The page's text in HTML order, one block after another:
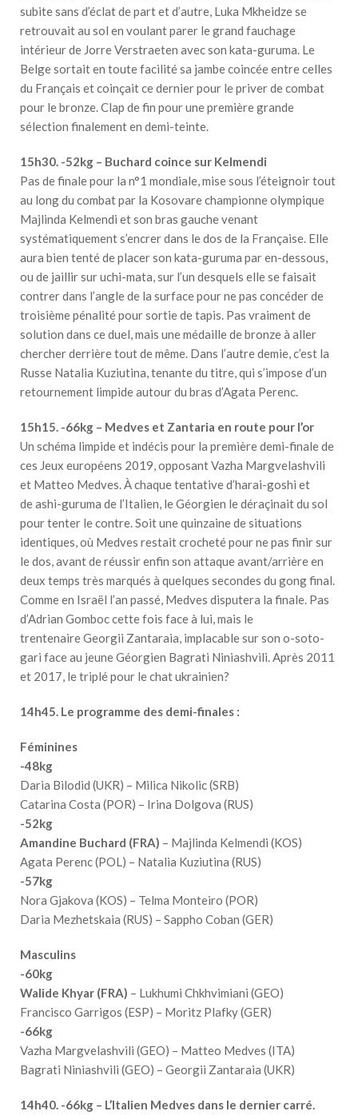
subite sans d’éclat de part et d’autre, Luka Mkheidze se
retrouvait au sol en voulant parer le grand fauchage
intérieur de Jorre Verstraeten avec son kata-guruma. Le
Belge sortait en toute facilité sa jambe coincée entre celles
du Français et coinçait ce dernier pour le priver de combat
pour le bronze. Clap de fin pour une première grande
sélection finalement en demi-teinte.
15h30. -52kg – Buchard coince sur Kelmendi
Pas de finale pour la n°1 mondiale, mise sous l’éteignoir tout
au long du combat par la Kosovare championne olympique
Majlinda Kelmendi et son bras gauche venant
systématiquement s’encrer dans le dos de la Française. Elle
aura bien tenté de placer son kata-guruma par en-dessous,
ou de jaillir sur uchi-mata, sur l’un desquels elle se faisait
contrer dans l’angle de la surface pour ne pas concéder de
troisième pénalité pour sortie de tapis. Pas vraiment de
solution dans ce duel, mais une médaille de bronze à aller
chercher derrière tout de même. Dans l’autre demie, c’est la
Russe Natalia Kuziutina, tenante du titre, qui s’impose d’un
retournement limpide autour du bras d’Agata Perenc.
15h15. -66kg – Medves et Zantaria en route pour l’or
Un schéma limpide et indécis pour la première demi-finale de
ces Jeux européens 2019, opposant Vazha Margvelashvili
et Matteo Medves. À chaque tentative d’harai-goshi et
de ashi-guruma de l’Italien, le Géorgien le déraçinait du sol
pour tenter le contre. Soit une quinzaine de situations
identiques, où Medves restait crocheté pour ne pas finir sur
le dos, avant de réussir enfin son attaque avant/arrière en
deux temps très marqués à quelques secondes du gong final.
Comme en Israël l’an passé, Medves disputera la finale. Pas
d’Adrian Gomboc cette fois face à lui, mais le
trentenaire Georgii Zantaraia, implacable sur son o-soto-
gari face au jeune Géorgien Bagrati Niniashvili. Après 2011
et 2017, le triplé pour le chat ukrainien?
14h45. Le programme des demi-finales :
Féminines
-48kg
Daria Bilodid (UKR) – Milica Nikolic (SRB)
Catarina Costa (POR) – Irina Dolgova (RUS)
-52kg
Amandine Buchard (FRA) – Majlinda Kelmendi (KOS)
Agata Perenc (POL) – Natalia Kuziutina (RUS)
-57kg
Nora Gjakova (KOS) – Telma Monteiro (POR)
Daria Mezhetskaia (RUS) – Sappho Coban (GER)
Masculins
-60kg
Walide Khyar (FRA) – Lukhumi Chkhvimiani (GEO)
Francisco Garrigos (ESP) – Moritz Plafky (GER)
-66kg
Vazha Margvelashvili (GEO) – Matteo Medves (ITA)
Bagrati Niniashvili (GEO) – Georgii Zantaraia (UKR)
14h40. -66kg – L’Italien Medves dans le dernier carré.